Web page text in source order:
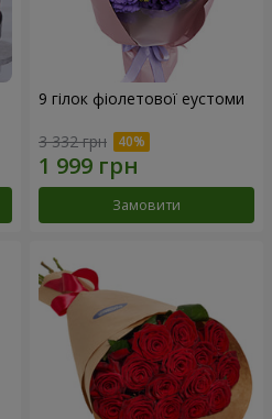
9 гілок фіолетової еустоми
3 332 грн
Замовити